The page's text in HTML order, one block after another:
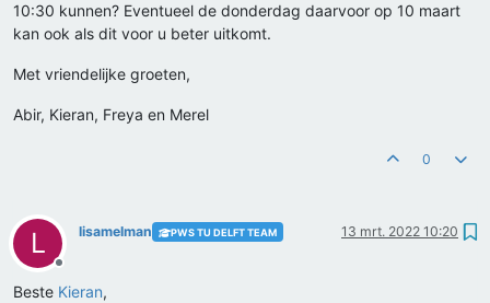
10:30 kunnen? Eventueel de donderdag daarvoor op 10 maart
kan ook als dit voor u beter uitkomt.
Met vriendelijke groeten,
Abir, Kieran, Freya en Merel
0
L
Offline
lisamelman PWS TU DELFT TEAM 13 mrt. 2022 10:20
Beste Kieran,